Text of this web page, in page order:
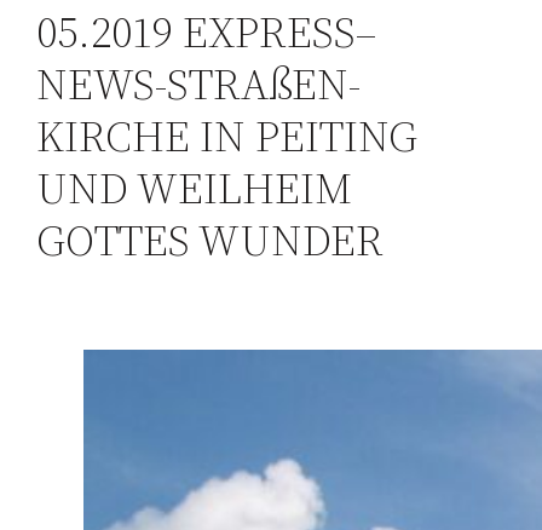
05.2019 EXPRESS–
NEWS-STRAßEN-
KIRCHE IN PEITING
UND WEILHEIM
GOTTES WUNDER